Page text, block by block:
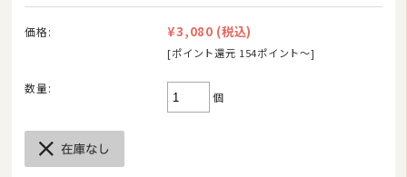
価格: ¥3,080 (税込)
[ポイント還元 154ポイント〜]
数量:
個